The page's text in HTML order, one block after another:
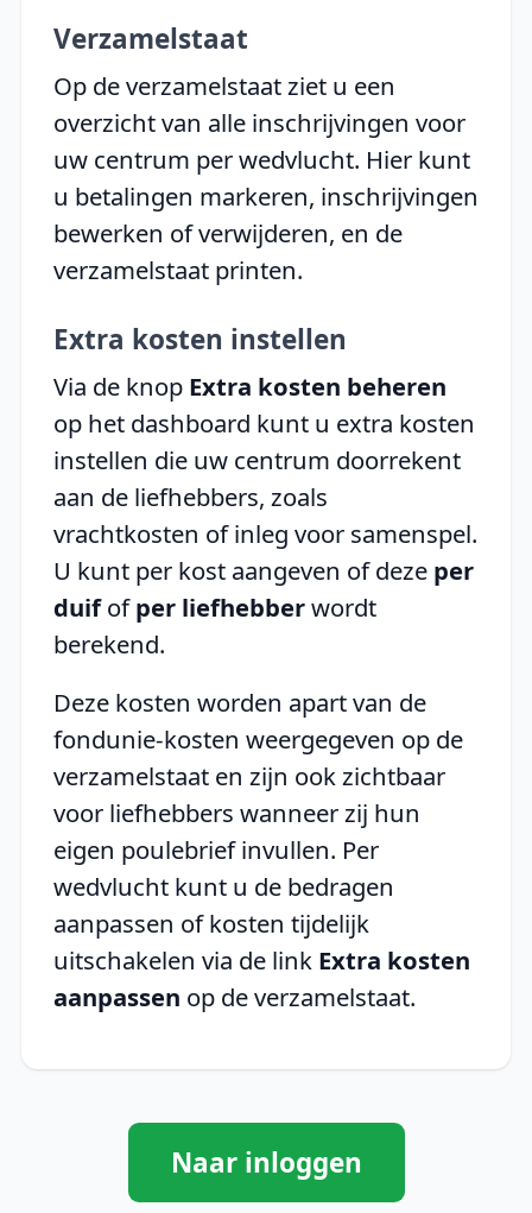
Verzamelstaat
Op de verzamelstaat ziet u een
overzicht van alle inschrijvingen voor
uw centrum per wedvlucht. Hier kunt
u betalingen markeren, inschrijvingen
bewerken of verwijderen, en de
verzamelstaat printen.
Extra kosten instellen
Via de knop Extra kosten beheren
op het dashboard kunt u extra kosten
instellen die uw centrum doorrekent
aan de liefhebbers, zoals
vrachtkosten of inleg voor samenspel.
U kunt per kost aangeven of deze per
duifofper liefhebberwordt
berekend.
Deze kosten worden apart van de
fondunie-kosten weergegeven op de
verzamelstaat en zijn ook zichtbaar
voor liefhebbers wanneer zij hun
eigen poulebrief invullen. Per
wedvlucht kunt u de bedragen
aanpassen of kosten tijdelijk
uitschakelen via de link Extra kosten
aanpassen op de verzamelstaat.
Naar inloggen